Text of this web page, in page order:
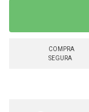
COMPRA
SEGURA